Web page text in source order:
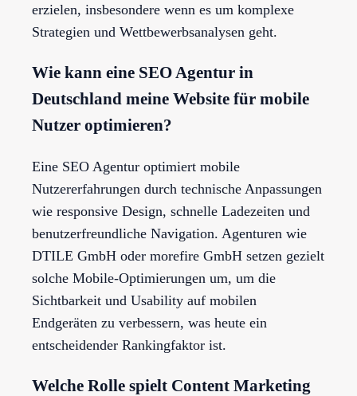
erzielen, insbesondere wenn es um komplexe
Strategien und Wettbewerbsanalysen geht.
Wie kann eine SEO Agentur in
Deutschland meine Website für mobile
Nutzer optimieren?
Eine SEO Agentur optimiert mobile
Nutzererfahrungen durch technische Anpassungen
wie responsive Design, schnelle Ladezeiten und
benutzerfreundliche Navigation. Agenturen wie
DTILE GmbH oder morefire GmbH setzen gezielt
solche Mobile-Optimierungen um, um die
Sichtbarkeit und Usability auf mobilen
Endgeräten zu verbessern, was heute ein
entscheidender Rankingfaktor ist.
Welche Rolle spielt Content Marketing